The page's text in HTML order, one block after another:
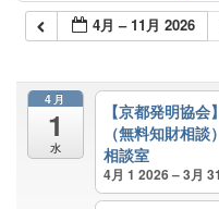
4月 – 11月 2026
4月
1
水
【京都発明協
（無料知財相
相談室
4月 1 2026 – 3月